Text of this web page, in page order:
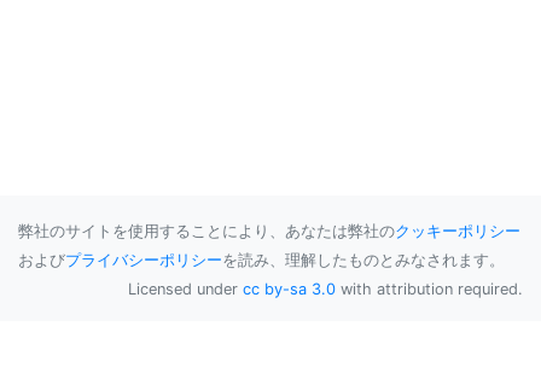
弊社のサイトを使用することにより、あなたは弊社のクッキーポリシー
およびプライバシーポリシーを読み、理解したものとみなされます。
Licensed under cc by-sa 3.0 with attribution required.